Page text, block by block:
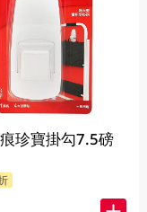
珍寶掛勾7.5磅